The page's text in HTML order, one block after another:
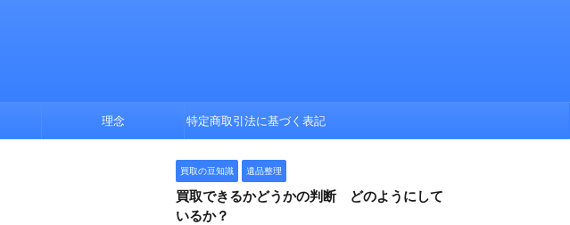
理念 特定商取引法に基づく表記
買取の豆知識 遺品整理
買取できるかどうかの判断 どのようにして
いるか？